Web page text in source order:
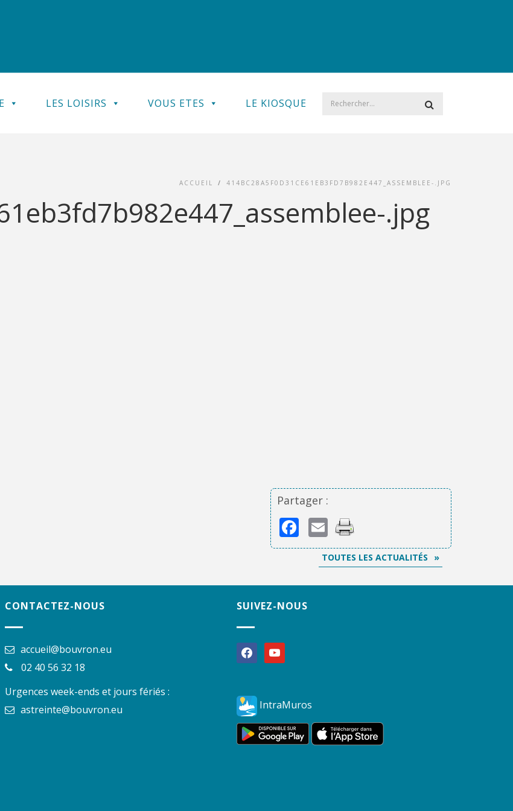
LES LOISIRS VOUS ETES LE KIOSQUE
ACCUEIL / 414BC28A5F0D31CE61EB3FD7B982E447_ASSEMBLEE-.JPG
.jpg
Partager :
Facebook
Email
TOUTES LES ACTUALITÉS
CONTACTEZ-NOUS
accueil@bouvron.eu
02 40 56 32 18
Urgences week-ends et jours fériés :
astreinte@bouvron.eu
SUIVEZ-NOUS
facebookyoutube
IntraMuros